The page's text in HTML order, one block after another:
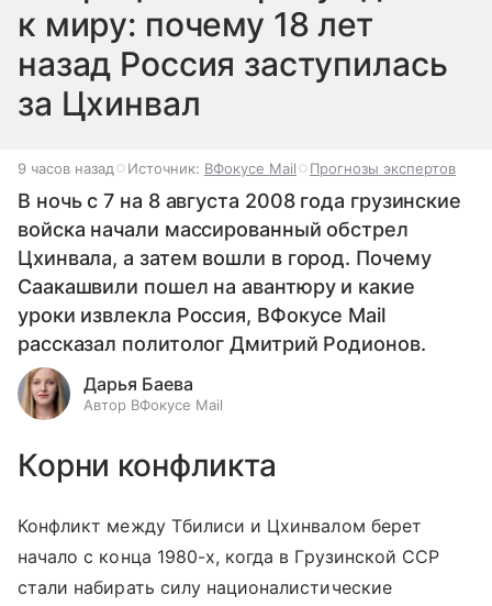
к миру: почему 18 лет
назад Россия заступилась
за Цхинвал
9 часов назад Источник: ВФокусе Mail Прогнозы экспертов
В ночь с 7 на 8 августа 2008 года грузинские
войска начали массированный обстрел
Цхинвала, а затем вошли в город. Почему
Саакашвили пошел на авантюру и какие
уроки извлекла Россия, ВФокусе Mail
рассказал политолог Дмитрий Родионов.
Дарья Баева
Автор ВФокусе Mail
Корни конфликта
Конфликт между Тбилиси и Цхинвалом берет
начало с конца 1980-х, когда в Грузинской ССР
стали набирать силу националистические